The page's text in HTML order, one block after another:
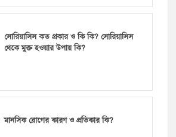
সোরিয়াসিস কত প্রকার ও কি কি? সোরিয়াসিস
থেকে মুক্ত হওয়ার উপায় কি?
মানসিক রোগের কারণ ও প্রতিকার কি?